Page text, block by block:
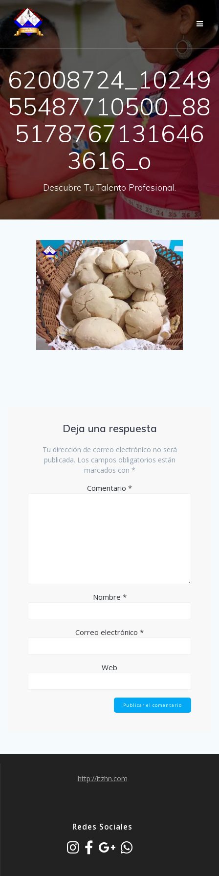
Saltar
contenido
62008724_10249
55487710500_88
5178767131646
3616_o
Descubre Tu Talento Profesional.
Deja una respuesta
Tu dirección de correo electrónico no será
publicada. Los campos obligatorios están
marcados con *
Comentario *
Nombre *
Correo electrónico *
Web
http://itzhn.com
Redes Sociales